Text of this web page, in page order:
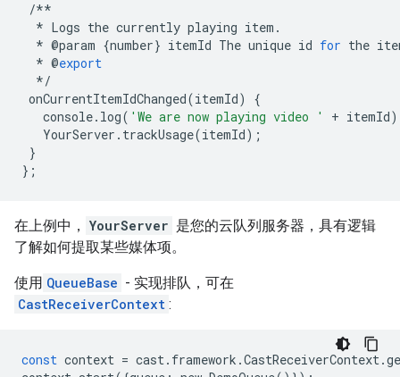
/**
* Logs the currently playing item .
* @param {number} itemId The unique id for the
* @export
*/
onCurrentItemIdChanged(itemId)
{
console. log( 'We are now playing video ' + itemId
YourServer . trackUsage(itemId);
}
};
在上例中， YourServer 是您的云队列服务器，具有逻辑
了解如何提取某些媒体项。
使用 QueueBase - 实现排队，可在
CastReceiverContext :
const context = cast. framework .CastReceiverContext.